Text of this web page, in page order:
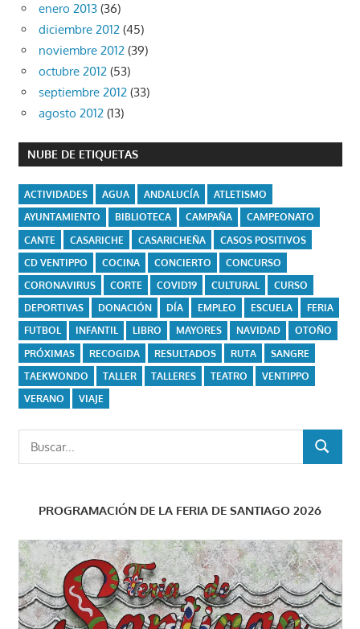
enero 2013 (36)
diciembre 2012 (45)
noviembre 2012 (39)
octubre 2012 (53)
septiembre 2012 (33)
agosto 2012 (13)
NUBE DE ETIQUETAS
ACTIVIDADES AGUA ANDALUCÍA
ATLETISMO
AYUNTAMIENTO
BIBLIOTECA CAMPAÑA
CAMPEONATO
CANTE
CASARICHE CASARICHEÑA
CASOS POSITIVOS
CD VENTIPPO
COCINA CONCIERTO
CONCURSO
CORONAVIRUS
CORTE COVID19 CULTURAL
CURSO
DEPORTIVAS
DONACIÓN DÍA EMPLEO ESCUELA
FERIA
FUTBOL
INFANTIL LIBRO MAYORES NAVIDAD
OTOÑO
PRÓXIMAS
RECOGIDA RESULTADOS RUTA
SANGRE
TAEKWONDO
TALLER TALLERES TEATRO
VENTIPPO
VERANO
VIAJE
BUSCAR
PROGRAMACIÓN DE LA FERIA DE SANTIAGO 2026